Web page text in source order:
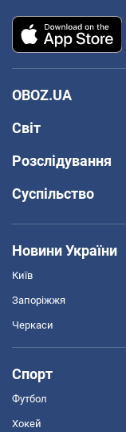
OBOZ.UA
Світ
Розслідування
Суспільство
Новини України
Київ
Запоріжжя
Черкаси
Спорт
Футбол
Хокей